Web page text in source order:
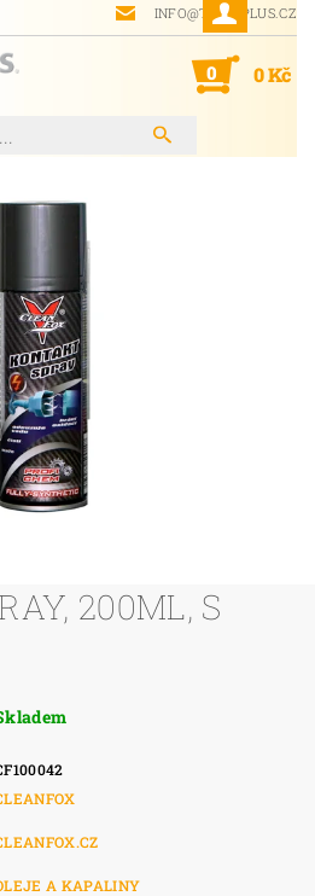
INFO@TORIOPLUS.CZ
0 0 Kč
200ML, S
A KAPALINY